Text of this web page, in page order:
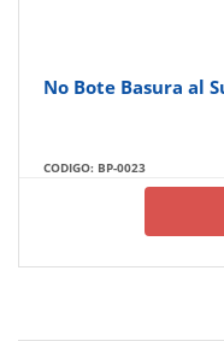
No Bote Basura al
CODIGO: BP-0023